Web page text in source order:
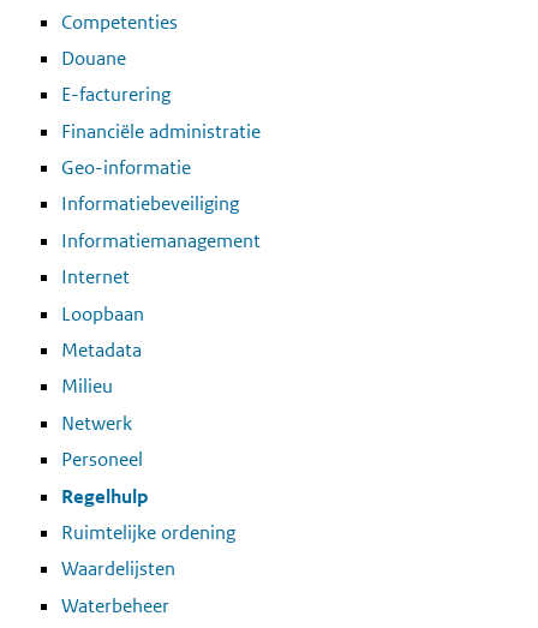
Competenties
Douane
E-facturering
Financiële administratie
Geo-informatie
Informatiebeveiliging
Informatiemanagement
Internet
Loopbaan
Metadata
Milieu
Netwerk
Personeel
Regelhulp
Ruimtelijke ordening
Waardelijsten
Waterbeheer